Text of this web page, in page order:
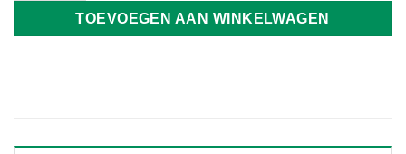
TOEVOEGEN AAN WINKELWAGEN